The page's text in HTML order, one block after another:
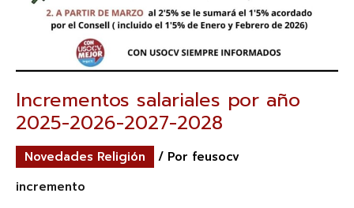
Incrementos salariales por año
2025-2026-2027-2028
Novedades Religión / Por feusocv
incremento